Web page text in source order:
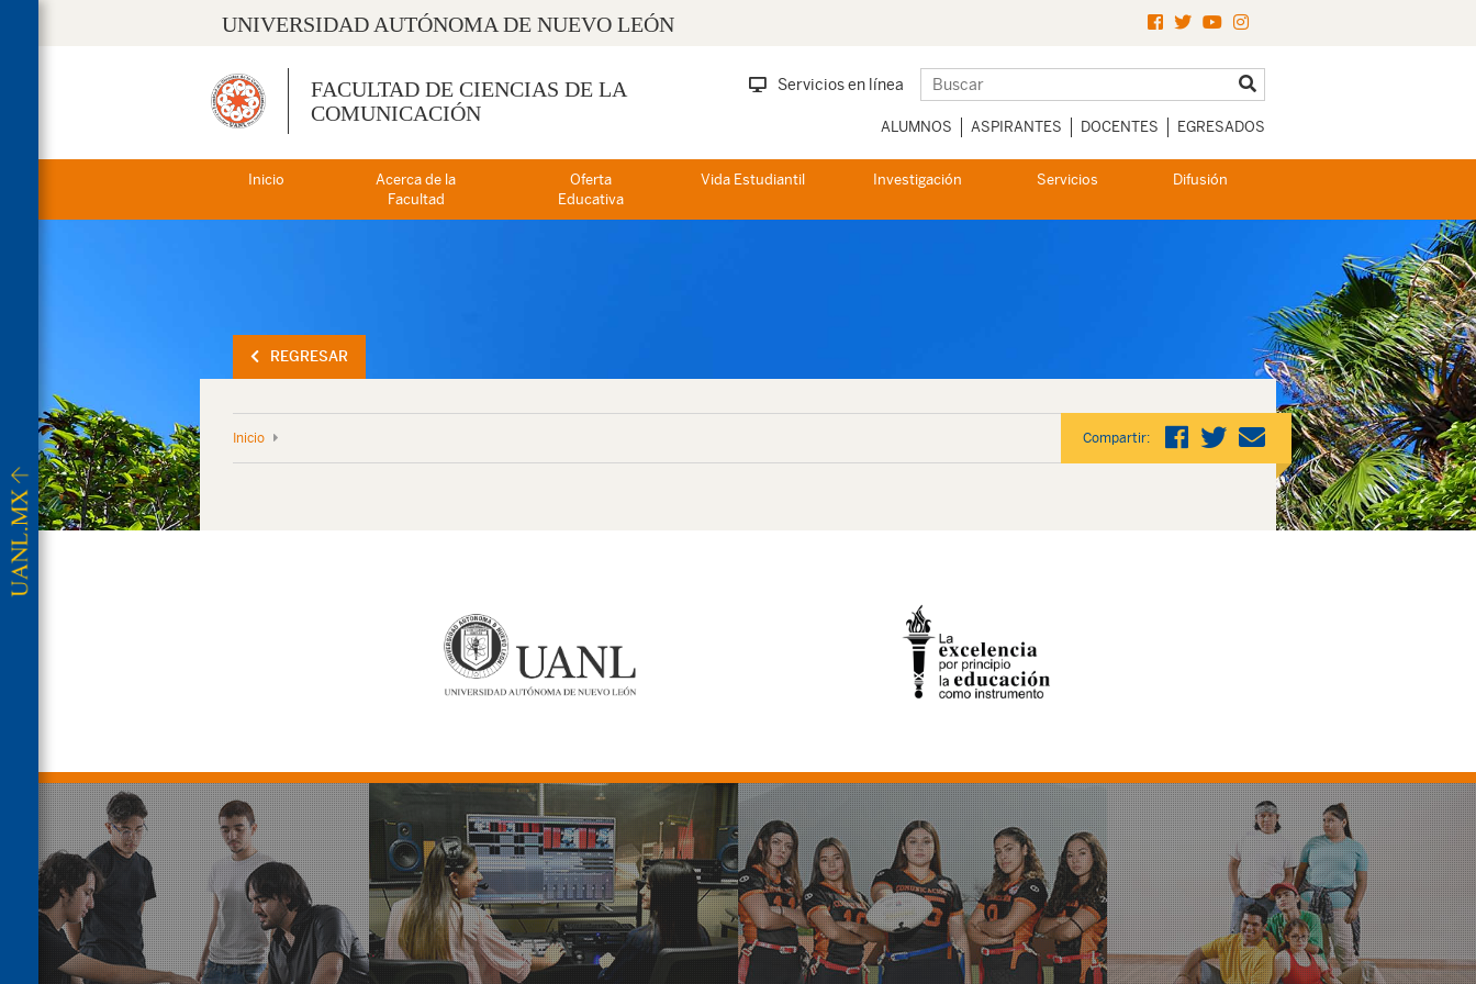
UNIVERSIDAD AUTÓNOMA DE NUEVO LEÓN
FACULTAD DE CIENCIAS DE LA
COMUNICACIÓN
Servicios en línea
ALUMNOS ASPIRANTES DOCENTES EGRESADOS
Inicio
Acerca de la
Facultad
Oferta
Educativa
Vida Estudiantil Investigación Servicios Difusión
REGRESAR
Inicio Compartir: